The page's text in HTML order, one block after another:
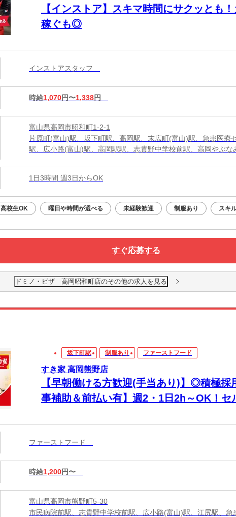
【インストア】スキマ時間にサクッとも！
稼ぐも◎
インストアスタッフ
時給1,070円〜1,338円
富山県高岡市昭和町1-2-1
片原町(富山)駅、坂下町駅、高岡駅、末広町(富山)駅、急患医療
駅、広小路(富山)駅、高岡駅駅、志貴野中学校前駅、高岡やぶな
1日3時間 週3日からOK
高校生OK 曜日や時間が選べる 未経験歓迎 制服あり スキ
すぐ応募する
ドミノ・ピザ 高岡昭和町店のその他の求人を見る
坂下町駅 制服あり ファーストフード
すき家 高岡熊野店
【早朝働ける方歓迎(手当あり)】◎積極
事補助＆前払い有】週2・1日2h～OK！セ
ファーストフード
時給1,200円〜
富山県高岡市熊野町5-30
市民病院前駅、志貴野中学校前駅、広小路(富山)駅、江尻駅、急